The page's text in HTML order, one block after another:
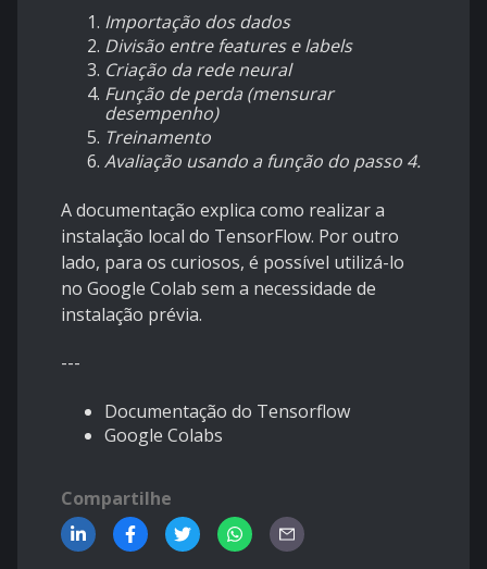
Importação dos dados
Divisão entre features e labels
Criação da rede neural
Função de perda (mensurar
desempenho)
Treinamento
Avaliação usando a função do passo 4.
A documentação explica como realizar a
instalação local do TensorFlow. Por outro
lado, para os curiosos, é possível utilizá-lo
no Google Colab sem a necessidade de
instalação prévia.
---
Documentação do Tensorflow
Google Colabs
Compartilhe